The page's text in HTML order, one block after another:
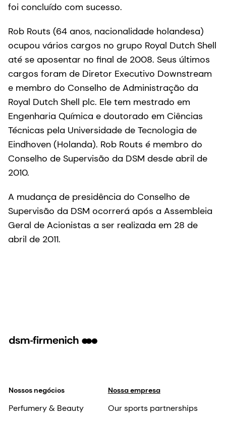
foi concluído com sucesso.
Rob Routs (64 anos, nacionalidade holandesa)
ocupou vários cargos no grupo Royal Dutch Shell
até se aposentar no final de 2008. Seus últimos
cargos foram de Diretor Executivo Downstream
e membro do Conselho de Administração da
Royal Dutch Shell plc. Ele tem mestrado em
Engenharia Química e doutorado em Ciências
Técnicas pela Universidade de Tecnologia de
Eindhoven (Holanda). Rob Routs é membro do
Conselho de Supervisão da DSM desde abril de
2010.
A mudança de presidência do Conselho de
Supervisão da DSM ocorrerá após a Assembleia
Geral de Acionistas a ser realizada em 28 de
abril de 2011.
Nossos negócios
Perfumery & Beauty
Nossa empresa
Our sports partnerships